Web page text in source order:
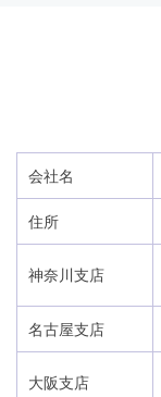
会社名
住所
神奈川支店
名古屋支店
大阪支店